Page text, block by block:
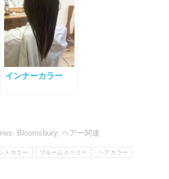
インナーカラー
Bloomsbury, ヘアー関連
トカラー ブルームスベリー ヘアカラー